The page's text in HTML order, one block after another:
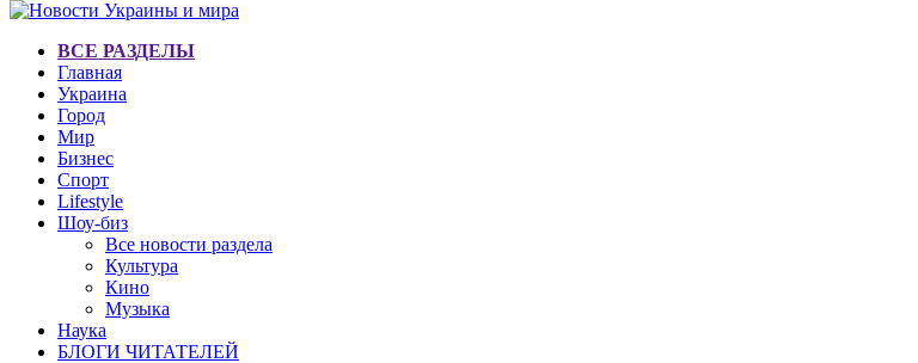
ВСЕ РАЗДЕЛЫ
Главная
Украина
Город
Мир
Бизнес
Спорт
Lifestyle
Шоу-биз
Все новости раздела
Культура
Кино
Музыка
Наука
БЛОГИ ЧИТАТЕЛЕЙ